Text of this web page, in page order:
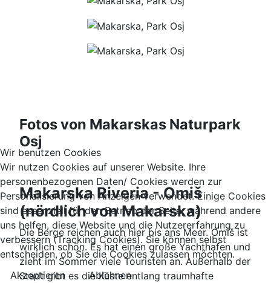
Fotos von Makarskas Naturpark
Osj
Makarska Riveria - Omiš
(nördlich von Makarska)
Die Berge reichen auch hier bis ans Meer. Omiš ist
wirklich schön. Es hat einen große Yachthafen und
zieht im Sommer viele Touristen an. Außerhalb der
Stadt gibt es die Küste entlang traumhafte
Wir benutzen Cookies
Wir nutzen Cookies auf unserer Website. Ihre
personenbezogenen Daten/ Cookies werden zur
Personalisierung von Anzeigen verwendet. Einige Cookies
sind essenziell für den Betrieb der Seite, während andere
uns helfen, diese Website und die Nutzererfahrung zu
verbessern (Tracking Cookies). Sie können selbst
entscheiden, ob Sie die Cookies zulassen möchten.
Akzeptieren
Ablehnen